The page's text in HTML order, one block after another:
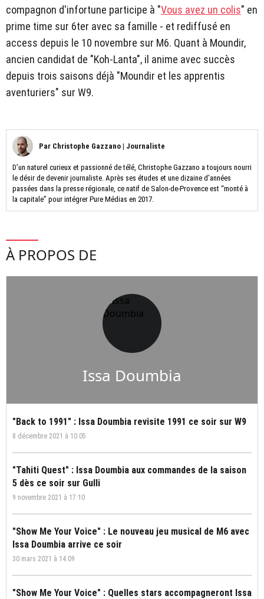
compagnon d'infortune participe à "Vous avez un colis" en
prime time sur 6ter avec sa famille - et rediffusé en
access depuis le 10 novembre sur M6. Quant à Moundir,
ancien candidat de "Koh-Lanta", il anime avec succès
depuis trois saisons déjà "Moundir et les apprentis
aventuriers" sur W9.
Par Christophe Gazzano | Journaliste
D’un naturel curieux et passionné de télé, Christophe Gazzano a toujours nourri
le désir de devenir journaliste. Après ses études et une dizaine d’années
passées dans la presse régionale, ce natif de Salon-de-Provence est “monté à
la capitale” pour intégrer Pure Médias en 2017.
À PROPOS DE
Issa Doumbia
"Back to 1991" : Issa Doumbia revisite 1991 ce soir sur W9
8 décembre 2021 à 10:05
"Tahiti Quest" : Issa Doumbia aux commandes de la saison
5 dès ce soir sur Gulli
9 novembre 2021 à 17:10
"Show Me Your Voice" : Le nouveau jeu musical de M6 avec
Issa Doumbia arrive ce soir
30 mars 2021 à 14:09
"Show Me Your Voice" : Quelles stars accompagneront Issa